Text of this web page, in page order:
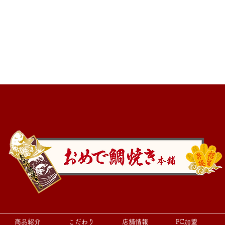
商品紹介 こだわり 店舗情報 FC加盟